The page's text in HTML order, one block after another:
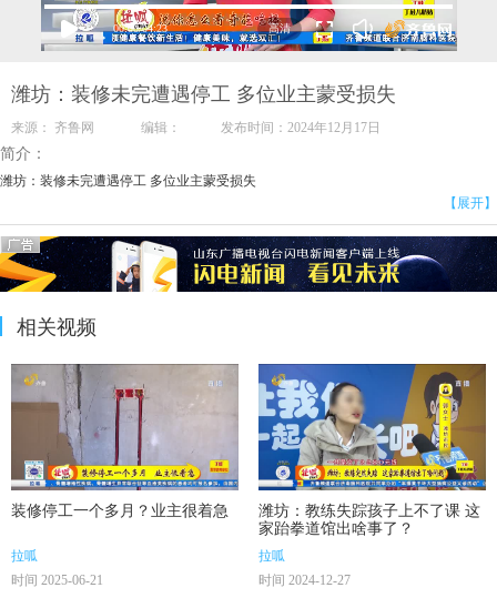
00:00/04:23
潍坊：装修未完遭遇停工 多位业主蒙受损失
来源： 齐鲁网 编辑： 发布时间：2024年12月17日
简介：
潍坊：装修未完遭遇停工 多位业主蒙受损失
【展开】
相关视频
装修停工一个多月？业主很着急
拉呱
时间 2025-06-21
潍坊：教练失踪孩子上不了课 这
家跆拳道馆出啥事了？
拉呱
时间 2024-12-27